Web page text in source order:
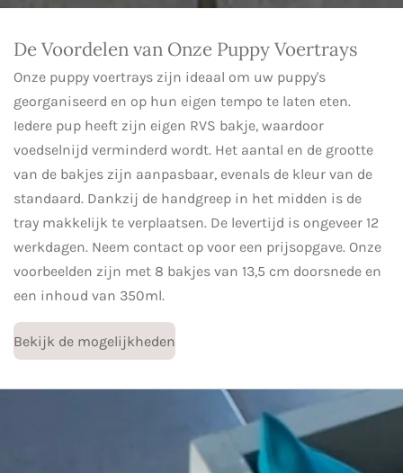
De Voordelen van Onze Puppy Voertrays
Onze puppy voertrays zijn ideaal om uw puppy's
georganiseerd en op hun eigen tempo te laten eten.
Iedere pup heeft zijn eigen RVS bakje, waardoor
voedselnijd verminderd wordt. Het aantal en de grootte
van de bakjes zijn aanpasbaar, evenals de kleur van de
standaard. Dankzij de handgreep in het midden is de
tray makkelijk te verplaatsen. De levertijd is ongeveer 12
werkdagen. Neem contact op voor een prijsopgave. Onze
voorbeelden zijn met 8 bakjes van 13,5 cm doorsnede en
een inhoud van 350ml.
Bekijk de mogelijkheden